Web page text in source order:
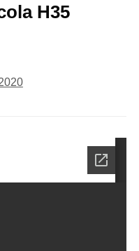
H35